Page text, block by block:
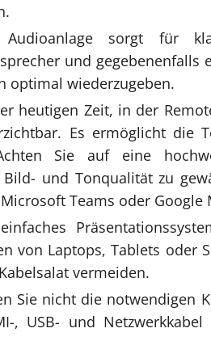
sorgt für
und
optimal wiederzugeben.
heutigen Zeit, in der
Es ermöglicht die
Sie auf eine
und Tonqualität zu
Teams oder
von Laptops, Tablets oder
vermeiden.
Sie nicht die notwendigen
, USB- und